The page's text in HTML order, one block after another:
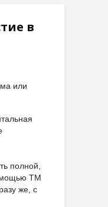
в
или
полной,
ТМ
же, с